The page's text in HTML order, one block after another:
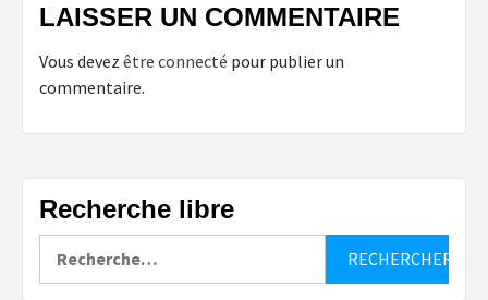
LAISSER UN COMMENTAIRE
Vous devez être connecté pour publier un
commentaire.
Recherche libre